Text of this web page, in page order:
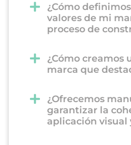
¿Cómo
valores de mi
proceso de
¿Cómo creamos
marca que
¿Ofrecemos
garantizar la
aplicación visual